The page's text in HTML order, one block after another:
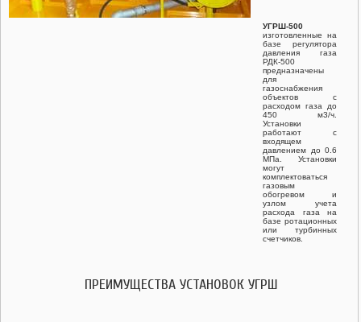
УГРШ-500
изготовленные на
базе регулятора
давления газа
РДК-500
предназначены
для
газоснабжения
объектов с
расходом газа до
450 м3/ч.
Установки
работают с
входящем
давлением до 0.6
МПа. Установки
могут
комплектоваться
газовым
обогревом и
узлом учета
расхода газа на
базе ротационных
или турбинных
счетчиков.
ПРЕИМУЩЕСТВА УСТАНОВОК УГРШ